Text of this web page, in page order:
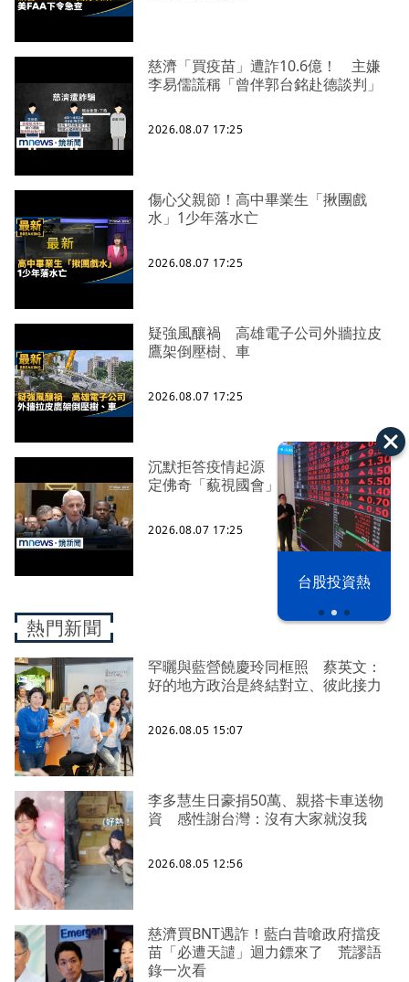
台股投資熱
慈濟「買疫苗」遭詐10.6億！ 主嫌
李易儒謊稱「曾伴郭台銘赴德談判」
2026.08.07 17:25
傷心父親節！高中畢業生「揪團戲
水」1少年落水亡
2026.08.07 17:25
疑強風釀禍 高雄電子公司外牆拉皮
鷹架倒壓樹、車
2026.08.07 17:25
沉默拒答疫情起源 美參院委員會認
定佛奇「藐視國會」
2026.08.07 17:25
熱門新聞
罕曬與藍營饒慶玲同框照 蔡英文：
好的地方政治是終結對立、彼此接力
2026.08.05 15:07
李多慧生日豪捐50萬、親搭卡車送物
資 感性謝台灣：沒有大家就沒我
2026.08.05 12:56
慈濟買BNT遇詐！藍白昔嗆政府擋疫
苗「必遭天譴」迴力鏢來了 荒謬語
錄一次看